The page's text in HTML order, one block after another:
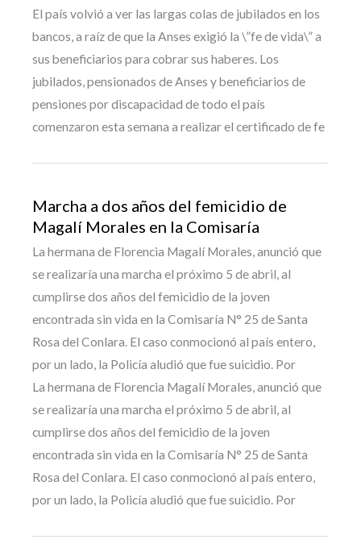
El país volvió a ver las largas colas de jubilados en los
bancos, a raíz de que la Anses exigió la \”fe de vida\” a
sus beneficiarios para cobrar sus haberes. Los
jubilados, pensionados de Anses y beneficiarios de
pensiones por discapacidad de todo el país
comenzaron esta semana a realizar el certificado de fe
Marcha a dos años del femicidio de
Magalí Morales en la Comisaría
La hermana de Florencia Magalí Morales, anunció que
se realizaría una marcha el próximo 5 de abril, al
cumplirse dos años del femicidio de la joven
encontrada sin vida en la Comisaría N° 25 de Santa
Rosa del Conlara. El caso conmocionó al país entero,
por un lado, la Policía aludió que fue suicidio. Por
La hermana de Florencia Magalí Morales, anunció que
se realizaría una marcha el próximo 5 de abril, al
cumplirse dos años del femicidio de la joven
encontrada sin vida en la Comisaría N° 25 de Santa
Rosa del Conlara. El caso conmocionó al país entero,
por un lado, la Policía aludió que fue suicidio. Por